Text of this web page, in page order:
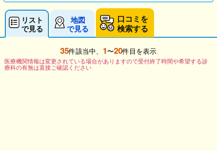
リスト
で見る
地図
で見る
口コミを
検索する
35件該当中、 1〜20件目を表示
医療機関情報は変更されている場合がありますので受付終了時間や希望する診
療科の有無は直接ご確認ください